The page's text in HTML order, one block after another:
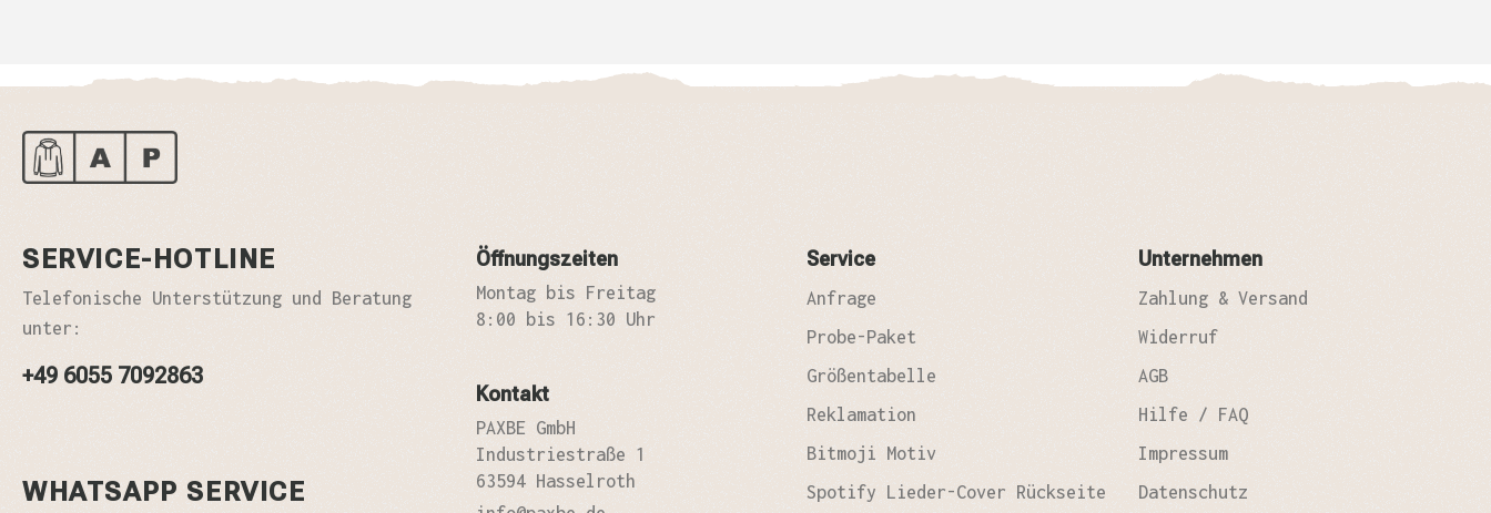
SERVICE-HOTLINE
Telefonische Unterstützung und Beratung
unter:
+49 6055 7092863
WHATSAPP SERVICE
Öffnungszeiten
Montag bis Freitag
8:00 bis 16:30 Uhr
Kontakt
PAXBE GmbH
Industriestraße 1
63594 Hasselroth
Service
Anfrage
Probe-Paket
Größentabelle
Reklamation
Bitmoji Motiv
Spotify Lieder-Cover Rückseite
Unternehmen
Zahlung & Versand
Widerruf
AGB
Hilfe / FAQ
Impressum
Datenschutz